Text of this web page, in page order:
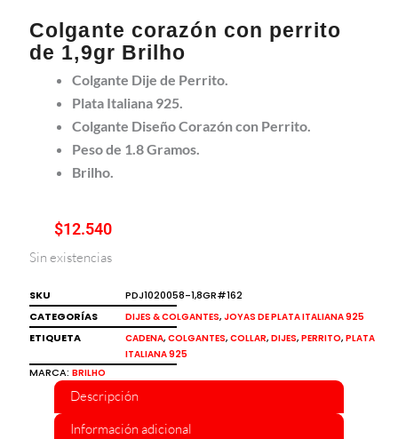
Colgante corazón con perrito
de 1,9gr Brilho
Colgante Dije de Perrito.
Plata Italiana 925.
Colgante Diseño Corazón con Perrito.
Peso de 1.8 Gramos.
Brilho.
$12.540
Sin existencias
SKU
PDJ1020058-1,8GR#162
CATEGORÍAS
DIJES & COLGANTES, JOYAS DE PLATA ITALIANA 925
ETIQUETA CADENA, COLGANTES, COLLAR, DIJES, PERRITO, PLATA
ITALIANA 925
MARCA: BRILHO
Descripción
Información adicional